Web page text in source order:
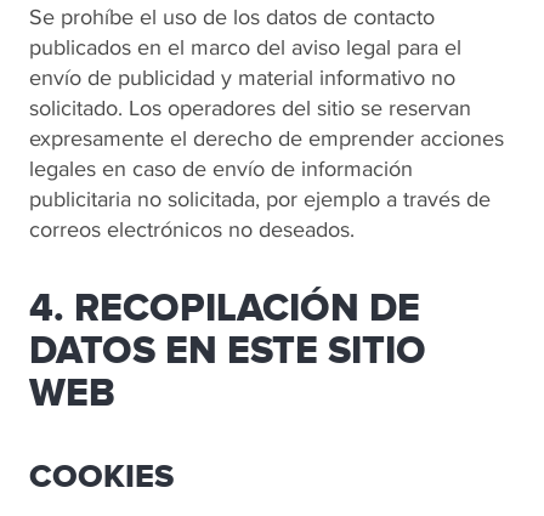
Se prohíbe el uso de los datos de contacto
publicados en el marco del aviso legal para el
envío de publicidad y material informativo no
solicitado. Los operadores del sitio se reservan
expresamente el derecho de emprender acciones
legales en caso de envío de información
publicitaria no solicitada, por ejemplo a través de
correos electrónicos no deseados.
4. RECOPILACIÓN DE
DATOS EN ESTE SITIO
WEB
COOKIES